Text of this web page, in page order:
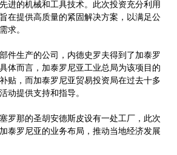
进的机械和工具技术。此次投资充分利用
在提供高质量的紧固解决方案，以满足公
求。
件生产的公司，内德史罗夫得到了加泰罗
体而言，加泰罗尼亚工业总局为该项目的
贴，而加泰罗尼亚贸易投资局在过去十多
动提供支持和指导。
罗那的圣胡安德斯皮设有一处工厂，此次
泰罗尼亚的业务布局，推动当地经济发展